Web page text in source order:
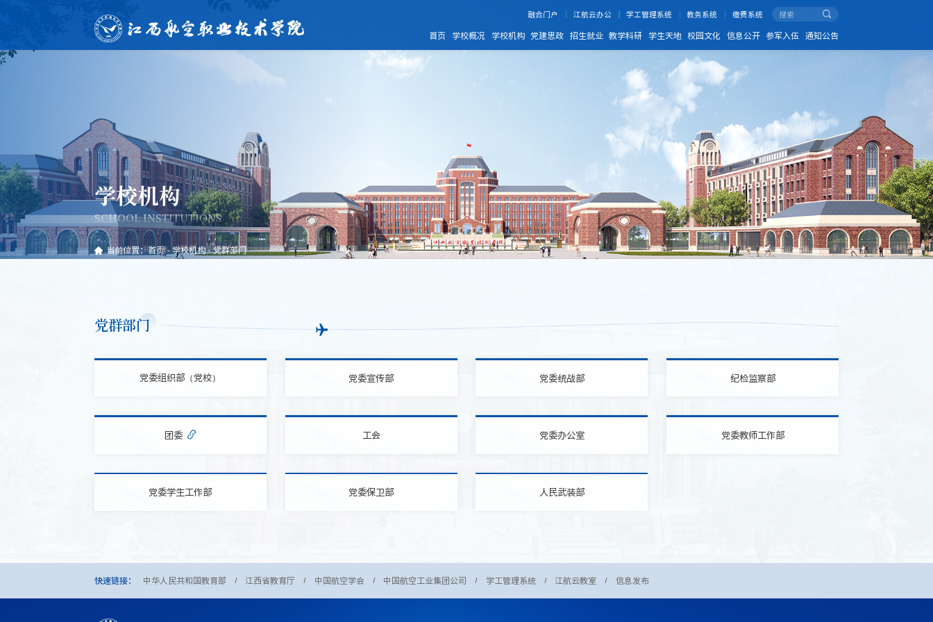
融合门户 江航云办公 学工管理系统 教务系统 缴费系统
首页 学校概况 学校机构 党建思政 招生就业 教学科研 学生天地 校园文化 信息公开 参军入伍 通知公告
学校机构
SCHOOL INSTITUTIONS
当前位置：首页-学校机构-党群部门
党群部门
党委组织部（党校） 党委宣传部 党委统战部 纪检监察部
团委 工会 党委办公室 党委教师工作部
党委学生工作部 党委保卫部 人民武装部
快速链接： 中华人民共和国教育部 江西省教育厅 中国航空学会 中国航空工业集团公司 学工管理系统 江航云教室 信息发布